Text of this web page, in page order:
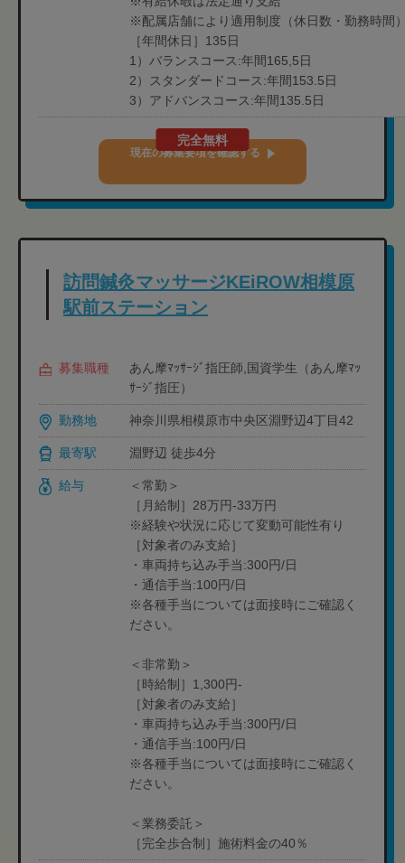
※配属店舗により適用制度（休日数・勤務時間
［年間休日］135日
1）バランスコース:年間165,5日
2）スタンダードコース:年間153.5日
3）アドバンスコース:年間135.5日
完全無料
現在の募集要項を確認する
訪問鍼灸マッサージKEiROW相模原
駅前ステーション
募集職種
あん摩ﾏｯｻｰｼﾞ指圧師,国資学生（あん摩ﾏｯ
ｻｰｼﾞ指圧）
勤務地 神奈川県相模原市中央区淵野辺4丁目42
最寄駅 淵野辺 徒歩4分
給与
＜常勤＞
［月給制］28万円-33万円
※経験や状況に応じて変動可能性有り
［対象者のみ支給］
・車両持ち込み手当:300円/日
・通信手当:100円/日
※各種手当については面接時にご確認く
ださい。
＜非常勤＞
［時給制］1,300円-
［対象者のみ支給］
・車両持ち込み手当:300円/日
・通信手当:100円/日
※各種手当については面接時にご確認く
ださい。
＜業務委託＞
［完全歩合制］施術料金の40％